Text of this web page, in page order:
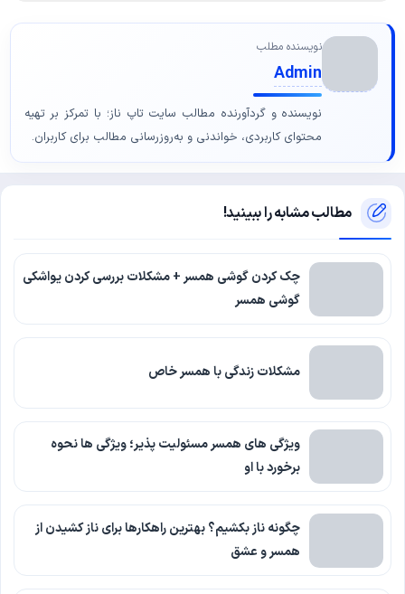
نویسنده مطلب
Admin
نویسنده و گردآورنده مطالب سایت تاپ ناز؛ با تمرکز بر تهیه
محتوای کاربردی، خواندنی و به‌روزرسانی مطالب برای کاربران.
مطالب مشابه را ببینید!
چک کردن گوشی همسر + مشکلات بررسی کردن یواشکی
گوشی همسر
مشکلات زندگی با همسر خاص
ویژگی های همسر مسئولیت پذیر؛ ویژگی ها نحوه
برخورد با او
چگونه ناز بکشیم؟ بهترین راهکارها برای ناز کشیدن از
همسر و عشق